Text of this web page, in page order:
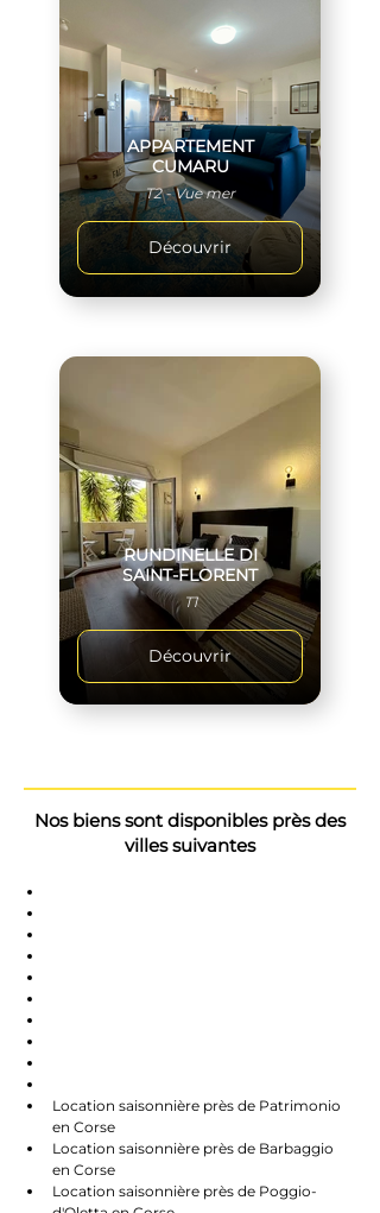
APPARTEMENT
CUMARU
T2 - Vue mer
Découvrir
RUNDINELLE DI
SAINT-FLORENT
T1
Découvrir
Nos biens sont disponibles près des
villes suivantes
Location saisonnière près de Patrimonio
en Corse
Location saisonnière près de Barbaggio
en Corse
Location saisonnière près de Poggio-